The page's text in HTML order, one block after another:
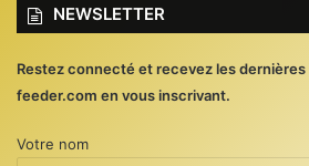
NEWSLETTER
Restez connecté et recevez les
feeder.com en vous inscrivant.
Votre nom